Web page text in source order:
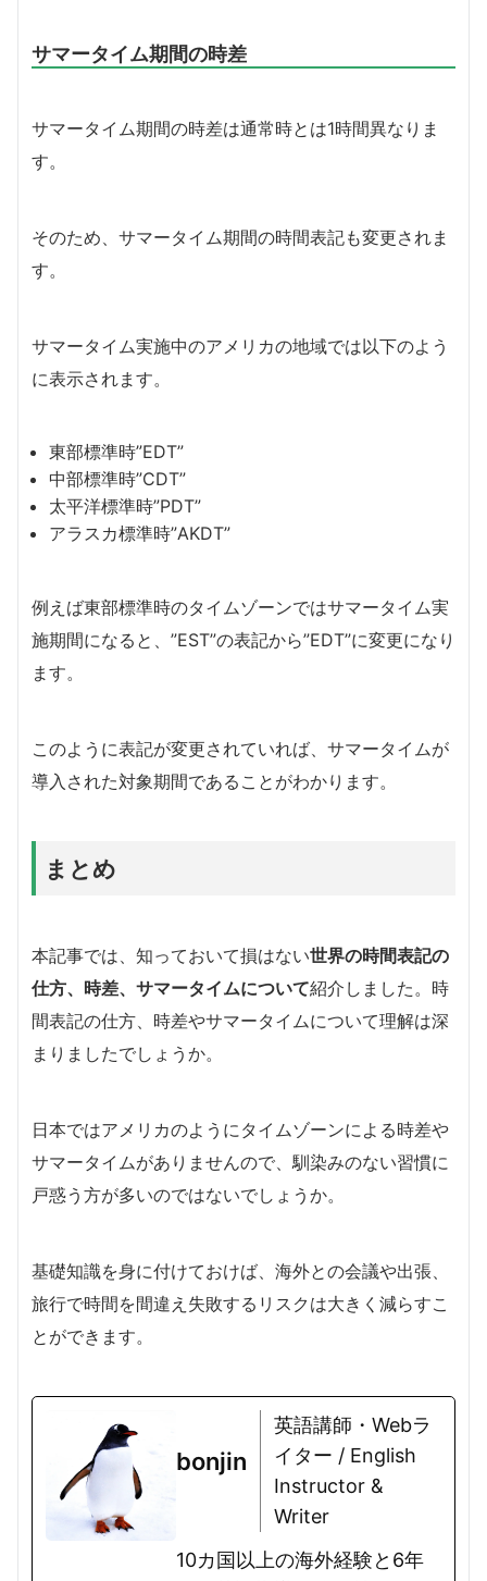
サマータイム期間の時差
サマータイム期間の時差は通常時とは1時間異なりま
す。
そのため、サマータイム期間の時間表記も変更されま
す。
サマータイム実施中のアメリカの地域では以下のよう
に表示されます。
東部標準時”EDT”
中部標準時”CDT”
太平洋標準時”PDT”
アラスカ標準時”AKDT”
例えば東部標準時のタイムゾーンではサマータイム実
施期間になると、”EST”の表記から”EDT”に変更になり
ます。
このように表記が変更されていれば、サマータイムが
導入された対象期間であることがわかります。
まとめ
本記事では、知っておいて損はない世界の時間表記の
仕方、時差、サマータイムについて紹介しました。時
間表記の仕方、時差やサマータイムについて理解は深
まりましたでしょうか。
日本ではアメリカのようにタイムゾーンによる時差や
サマータイムがありませんので、馴染みのない習慣に
戸惑う方が多いのではないでしょうか。
基礎知識を身に付けておけば、海外との会議や出張、
旅行で時間を間違え失敗するリスクは大きく減らすこ
とができます。
bonjin
英語講師・Webラ
イター / English
Instructor &
Writer
10カ国以上の海外経験と6年